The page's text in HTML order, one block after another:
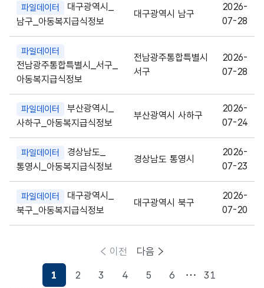
파일데이터
대구광역시_
남구_아동복지급식정보
대구광역시 남구
2026-
07-28
파일데이터
전남광주통합특별시_서구_
아동복지급식정보
전남광주통합특별시
서구
2026-
07-28
파일데이터
부산광역시_
사하구_아동복지급식정보
부산광역시 사하구
2026-
07-24
파일데이터
경상남도_
통영시_아동복지급식정보
경상남도 통영시
2026-
07-23
파일데이터
대구광역시_
북구_아동복지급식정보
대구광역시 북구
2026-
07-20
이전
1
2 3 4 5 6 31
다음